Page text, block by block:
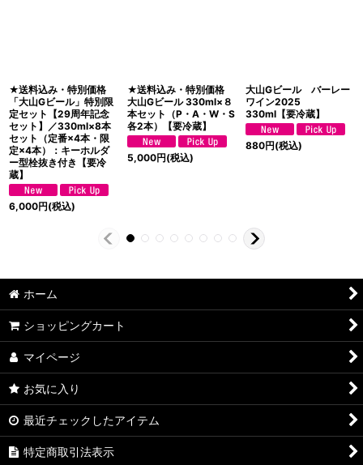
★送料込み・特別価格
「大山Gビール」特別限
定セット【29周年記念
セット】／330ml×8本
セット（定番×4本・限
定×4本）：キーホルダ
ー型栓抜き付き【要冷
蔵】
6,000円(税込)
★送料込み・特別価格
大山Gビール 330ml×８
本セット（P・A・W・S
各2本）【要冷蔵】
5,000円(税込)
大山Gビール バーレー
ワイン2025
330ml【要冷蔵】
880円(税込)
ホーム
ショッピングカート
マイページ
お気に入り
最近チェックしたアイテム
特定商取引法表示